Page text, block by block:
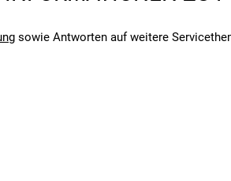
den angegebenen- und den
sowie Antworten auf weitere